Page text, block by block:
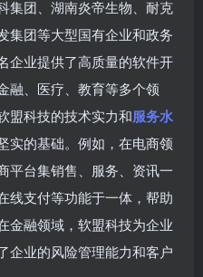
集团、湖南炎帝生物、耐克
集团等大型国有企业和政务
企业提供了高质量的软件开
融、医疗、教育等多个领
盟科技的技术实力和服务水
实的基础。例如，在电商领
平台集销售、服务、资讯一
线支付等功能于一体，帮助
金融领域，软盟科技为企业
企业的风险管理能力和客户